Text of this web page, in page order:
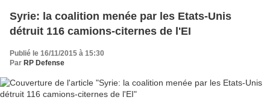
Syrie: la coalition menée par les Etats-Unis
détruit 116 camions-citernes de l'EI
Publié le 16/11/2015 à 15:30
Par RP Defense